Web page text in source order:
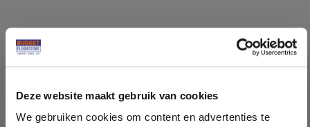
Deze website maakt gebruik van cookies
We gebruiken cookies om content en advertenties te